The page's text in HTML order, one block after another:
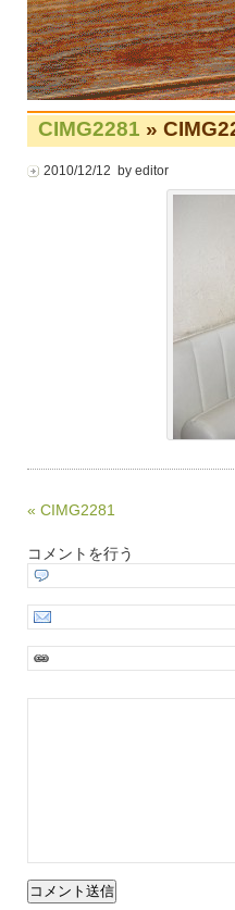
CIMG2281 »
2010/12/12 by editor
« CIMG2281
コメントを行う